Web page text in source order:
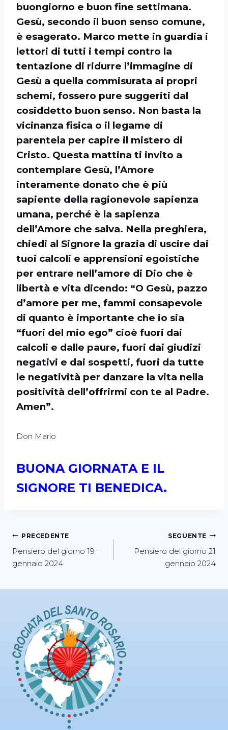
buongiorno e buon fine settimana.
Gesù, secondo il buon senso comune,
è esagerato. Marco mette in guardia i
lettori di tutti i tempi contro la
tentazione di ridurre l’immagine di
Gesù a quella commisurata ai propri
schemi, fossero pure suggeriti dal
cosiddetto buon senso. Non basta la
vicinanza fisica o il legame di
parentela per capire il mistero di
Cristo. Questa mattina ti invito a
contemplare Gesù, l’Amore
interamente donato che è più
sapiente della ragionevole sapienza
umana, perché è la sapienza
dell’Amore che salva. Nella preghiera,
chiedi al Signore la grazia di uscire dai
tuoi calcoli e apprensioni egoistiche
per entrare nell’amore di Dio che è
libertà e vita dicendo: “O Gesù, pazzo
d’amore per me, fammi consapevole
di quanto è importante che io sia
“fuori del mio ego” cioè fuori dai
calcoli e dalle paure, fuori dai giudizi
negativi e dai sospetti, fuori da tutte
le negatività per danzare la vita nella
positività dell’offrirmi con te al Padre.
Amen”.
Don Mario
BUONA GIORNATA E IL
SIGNORE TI BENEDICA.
PRECEDENTE
Pensiero del giorno 19
gennaio 2024
SEGUENTE
Pensiero del giorno 21
gennaio 2024